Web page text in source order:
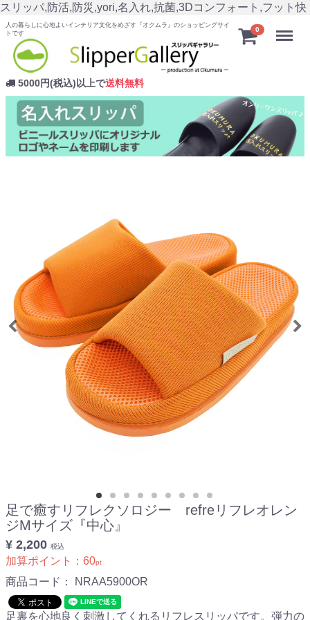
スリッパ,防活,防災,yori,名入れ,抗菌,3Dコンフォート,フット快
人の暮らしに心地よいインテリア文化をめざす『オクムラ』のショッピングサイ
トです
5000円(税込)以上で送料無料
0 Menu
足で癒すリフレクソロジー refreリフレオレン
ジMサイズ『中心』
¥ 2,200 税込
加算ポイント： 60pt
商品コード： NRAA5900OR
足裏を心地良く刺激してくれるリフレスリッパです。弾力の